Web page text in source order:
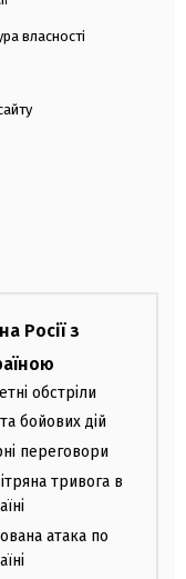
власності
Росії з
обстріли
бойових дій
переговори
тривога в
атака по